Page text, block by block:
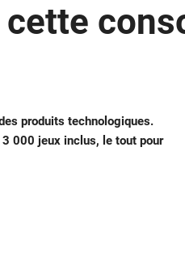
produits technologiques.
000 jeux inclus, le tout pour